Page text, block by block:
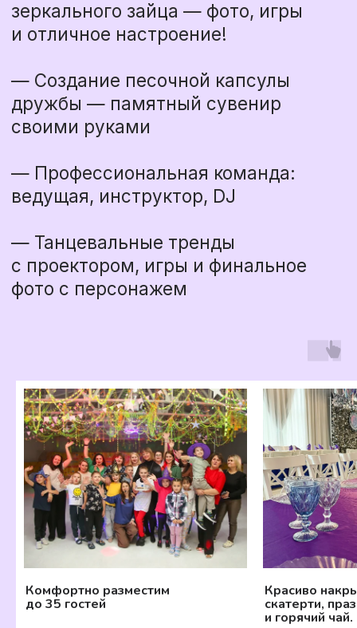
Комфортно разместим
до 35 гостей
Красиво
скатерти,
и горячий чай.
Главный подарок в этот день —
ваши общие воспоминания
наэти эмоции